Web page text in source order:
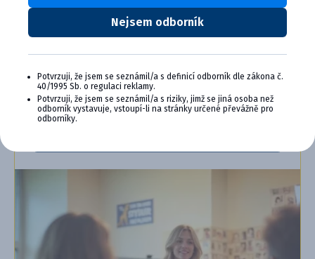
Výhody členstva v Cymedica Plus:
Exkluzívne produkty a služby
Špeciálne podujatia, semináre, konferencie,
webové semináre a ďalšie
Chcem sa pripojiť
Nejsem odborník
Potvrzuji, že jsem se seznámil/a s definicí odborník dle zákona č.
40/1995 Sb. o regulaci reklamy.
Potvrzuji, že jsem se seznámil/a s riziky, jimž se jiná osoba než
odborník vystavuje, vstoupí-li na stránky určené převážně pro
odborníky.